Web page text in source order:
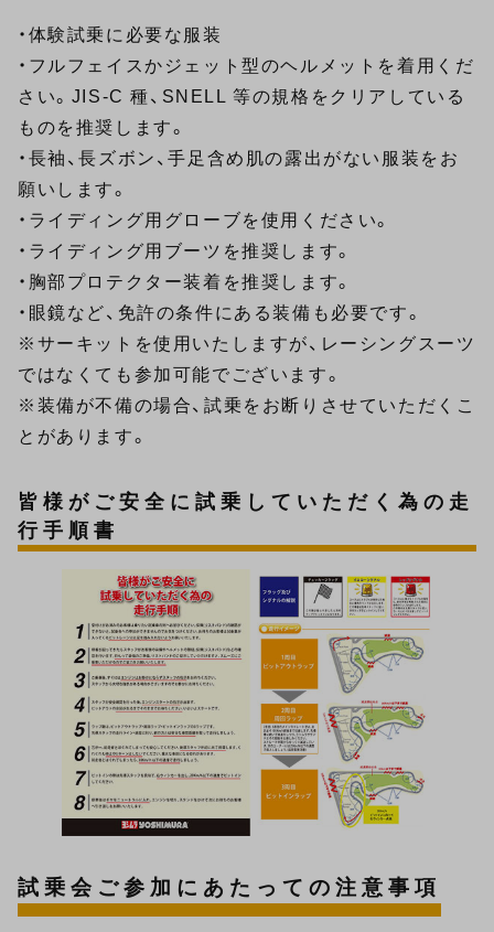
・体験試乗に必要な服装
・フルフェイスかジェット型のヘルメットを着用くだ
さい。JIS-C 種、SNELL 等の規格をクリアしている
ものを推奨します。
・長袖、長ズボン、手足含め肌の露出がない服装をお
願いします。
・ライディング用グローブを使用ください。
・ライディング用ブーツを推奨します。
・胸部プロテクター装着を推奨します。
・眼鏡など、免許の条件にある装備も必要です。
※サーキットを使用いたしますが、レーシングスーツ
ではなくても参加可能でございます。
※装備が不備の場合、試乗をお断りさせていただくこ
とがあります。
皆様がご安全に試乗していただく為の走
行手順書
試乗会ご参加にあたっての注意事項